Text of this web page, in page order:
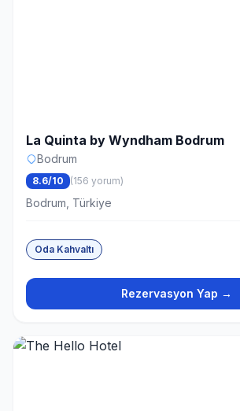
La Quinta by Wyndham Bodrum
Bodrum
8.6/10 (156 yorum)
Bodrum, Türkiye
Oda Kahvaltı
Rezervasyon Yap →